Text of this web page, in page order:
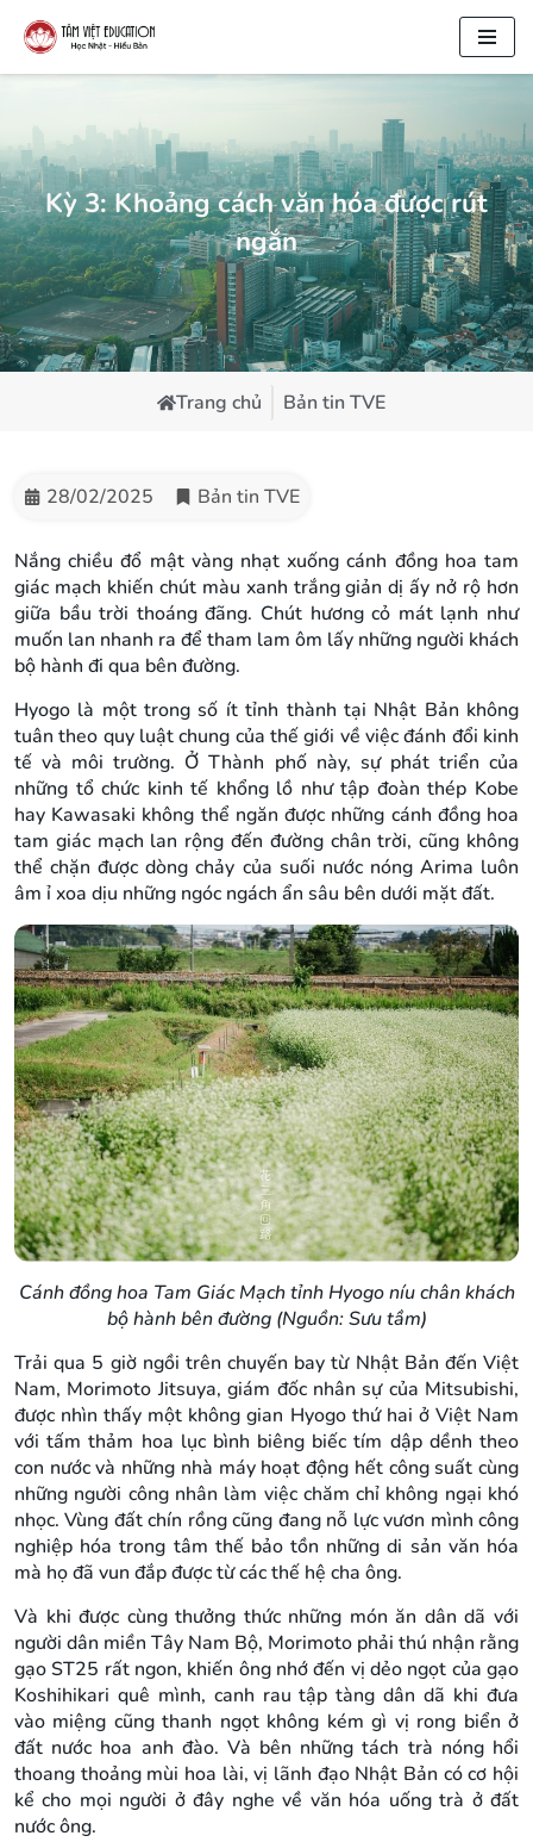
dung
Kỳ 3: Khoảng cách văn hóa được rút
ngắn
Trang chủ Bản tin TVE
28/02/2025 Bản tin TVE
Nắng chiều đổ mật vàng nhạt xuống cánh đồng hoa tam
giác mạch khiến chút màu xanh trắng giản dị ấy nở rộ hơn
giữa bầu trời thoáng đãng. Chút hương cỏ mát lạnh như
muốn lan nhanh ra để tham lam ôm lấy những người khách
bộ hành đi qua bên đường.
Hyogo là một trong số ít tỉnh thành tại Nhật Bản không
tuân theo quy luật chung của thế giới về việc đánh đổi kinh
tế và môi trường. Ở Thành phố này, sự phát triển của
những tổ chức kinh tế khổng lồ như tập đoàn thép Kobe
hay Kawasaki không thể ngăn được những cánh đồng hoa
tam giác mạch lan rộng đến đường chân trời, cũng không
thể chặn được dòng chảy của suối nước nóng Arima luôn
âm ỉ xoa dịu những ngóc ngách ẩn sâu bên dưới mặt đất.
Cánh đồng hoa Tam Giác Mạch tỉnh Hyogo níu chân khách
bộ hành bên đường (Nguồn: Sưu tầm)
Trải qua 5 giờ ngồi trên chuyến bay từ Nhật Bản đến Việt
Nam, Morimoto Jitsuya, giám đốc nhân sự của Mitsubishi,
được nhìn thấy một không gian Hyogo thứ hai ở Việt Nam
với tấm thảm hoa lục bình biêng biếc tím dập dềnh theo
con nước và những nhà máy hoạt động hết công suất cùng
những người công nhân làm việc chăm chỉ không ngại khó
nhọc. Vùng đất chín rồng cũng đang nỗ lực vươn mình công
nghiệp hóa trong tâm thế bảo tồn những di sản văn hóa
mà họ đã vun đắp được từ các thế hệ cha ông.
Và khi được cùng thưởng thức những món ăn dân dã với
người dân miền Tây Nam Bộ, Morimoto phải thú nhận rằng
gạo ST25 rất ngon, khiến ông nhớ đến vị dẻo ngọt của gạo
Koshihikari quê mình, canh rau tập tàng dân dã khi đưa
vào miệng cũng thanh ngọt không kém gì vị rong biển ở
đất nước hoa anh đào. Và bên những tách trà nóng hổi
thoang thoảng mùi hoa lài, vị lãnh đạo Nhật Bản có cơ hội
kể cho mọi người ở đây nghe về văn hóa uống trà ở đất
nước ông.